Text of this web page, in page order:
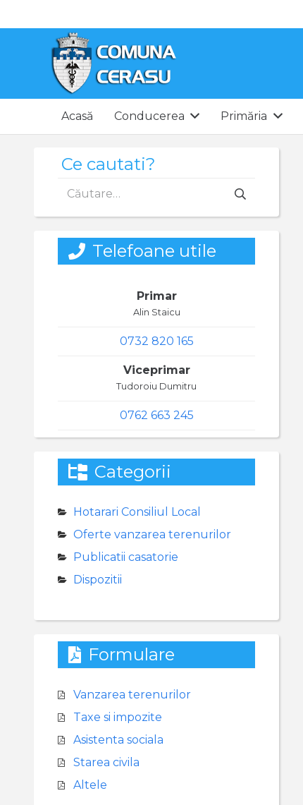
Acasă Conducerea Primăria
Ce cautati?
după:
Telefoane utile
Primar
Alin Staicu
0732 820 165
Viceprimar
Tudoroiu Dumitru
0762 663 245
Categorii
Hotarari Consiliul Local
Oferte vanzarea terenurilor
Publicatii casatorie
Dispozitii
Formulare
Vanzarea terenurilor
Taxe si impozite
Asistenta sociala
Starea civila
Altele